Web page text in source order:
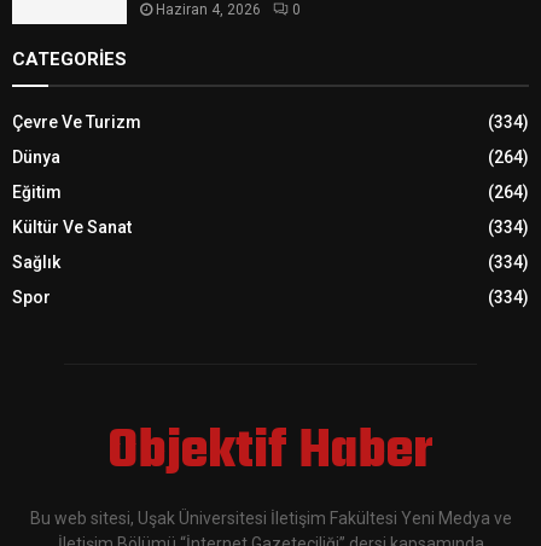
Haziran 4, 2026 0
CATEGORIES
Çevre Ve Turizm
(334)
Dünya
(264)
Eğitim
(264)
Kültür Ve Sanat
(334)
Sağlık
(334)
Spor
(334)
Objektif Haber
Bu web sitesi, Uşak Üniversitesi İletişim Fakültesi Yeni Medya ve